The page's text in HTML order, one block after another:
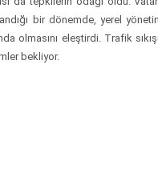
bir dönemde, yerel
olmasını eleştirdi. Trafik
bekliyor.